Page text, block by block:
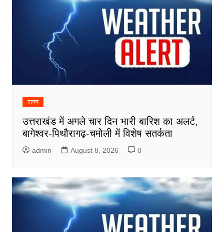
राज्य
उत्तराखंड में अगले चार दिन भारी बारिश का अलर्ट,
बागेश्वर-पिथौरागढ़-चमोली में विशेष सतर्कता
admin August 8, 2026 0